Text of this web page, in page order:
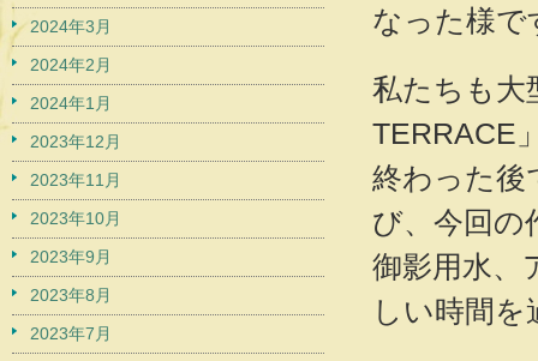
なった様で
私たちも大
TERRACE
終わった後
び、今回の
御影用水、
しい時間
2024年3月
2024年2月
2024年1月
2023年12月
2023年11月
2023年10月
2023年9月
2023年8月
2023年7月